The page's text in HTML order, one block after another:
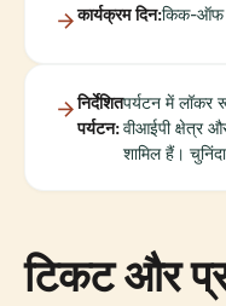
कार्यक्रम दिन:किक-ऑफ
निर्देशित
पर्यटन:
पर्यटन में लॉकर
वीआईपी क्षेत्र
शामिल हैं।
टिकट और